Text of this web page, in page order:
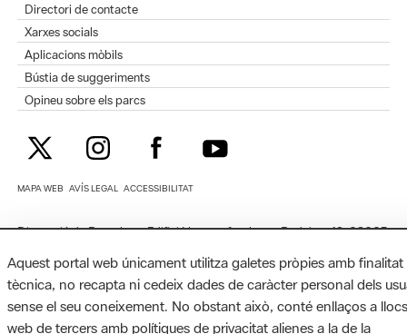
Directori de contacte
Xarxes socials
Aplicacions mòbils
Bústia de suggeriments
Opineu sobre els parcs
MAPA WEB AVÍS LEGAL ACCESSIBILITAT
Diputació de Barcelona. Edifici Llacuna, 1a planta. Badajoz, 49. 08005
Aquest portal web únicament utilitza galetes pròpies amb finalitat
tècnica, no recapta ni cedeix dades de caràcter personal dels
sense el seu coneixement. No obstant això, conté enllaços a llocs
web de tercers amb polítiques de privacitat alienes a la de la